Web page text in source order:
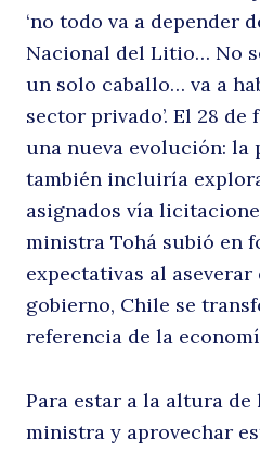
‘no todo va a depender
Nacional del Litio… No
un solo caballo… va a
sector privado’. El 28
una nueva evolución:
también incluiría
asignados vía
ministra Tohá subió en
expectativas al
gobierno, Chile se
referencia de la
Para estar a la altura de
ministra y aprovechar